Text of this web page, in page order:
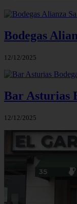
Bodegas
12/12/2025
Bar Asturias
12/12/2025